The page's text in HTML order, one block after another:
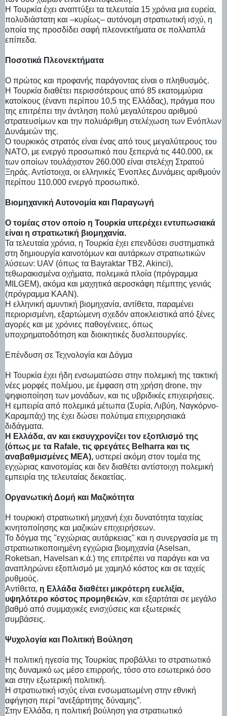
Η Τουρκία έχει αναπτύξει τα τελευταία 15 χρόνια μια ευρεία,
πολυδιάστατη και –κυρίως– αυτόνομη στρατιωτική ισχύ, η
οποία της προσδίδει σαφή πλεονεκτήματα σε πολλαπλά
επίπεδα.
Ποσοτικά Πλεονεκτήματα
Ο πρώτος και προφανής παράγοντας είναι ο πληθυσμός.
Η Τουρκία διαθέτει περισσότερους από 85 εκατομμύρια
κατοίκους (έναντι περίπου 10,5 της Ελλάδας), πράγμα που
της επιτρέπει την άντληση πολύ μεγαλύτερου αριθμού
στρατευσίμων και την πολυάριθμη στελέχωση των Ενόπλων
Δυνάμεών της.
Ο τουρκικός στρατός είναι ένας από τους μεγαλύτερους του
ΝΑΤΟ, με ενεργό προσωπικό που ξεπερνά τις 440.000, εκ
των οποίων τουλάχιστον 260.000 είναι στελέχη Στρατού
Ξηράς. Αντίστοιχα, οι ελληνικές Ένοπλες Δυνάμεις αριθμούν
περίπου 110.000 ενεργό προσωπικό.
Βιομηχανική Αυτονομία και Παραγωγή
Ο τομέας στον οποίο η Τουρκία υπερέχει εντυπωσιακά
είναι η στρατιωτική βιομηχανία.
Τα τελευταία χρόνια, η Τουρκία έχει επενδύσει συστηματικά
στη δημιουργία καινοτόμων και αυτάρκων στρατιωτικών
λύσεων: UAV (όπως τα Bayraktar TB2, Akinci),
τεθωρακισμένα οχήματα, πολεμικά πλοία (πρόγραμμα
MILGEM), ακόμα και μαχητικά αεροσκάφη πέμπτης γενιάς
(πρόγραμμα KAAN).
Η ελληνική αμυντική βιομηχανία, αντίθετα, παραμένει
περιορισμένη, εξαρτώμενη σχεδόν αποκλειστικά από ξένες
αγορές και με χρόνιες παθογένειες, όπως
υποχρηματοδότηση και διοικητικές δυσλειτουργίες.
Επένδυση σε Τεχνολογία και Δόγμα
Η Τουρκία έχει ήδη ενσωματώσει στην πολεμική της τακτική
νέες μορφές πολέμου, με έμφαση στη χρήση drone, την
ψηφιοποίηση των μονάδων, και τις υβριδικές επιχειρήσεις.
Η εμπειρία από πολεμικά μέτωπα (Συρία, Λιβύη, Ναγκόρνο-
Καραμπάχ) της έχει δώσει πολύτιμα επιχειρησιακά
διδάγματα.
Η Ελλάδα, αν και εκσυγχρονίζει τον εξοπλισμό της
(όπως με τα Rafale, τις φρεγάτες Belharra και τις
αναβαθμισμένες ΜΕΑ), υστερεί ακόμη στον τομέα της
εγχώριας καινοτομίας και δεν διαθέτει αντίστοιχη πολεμική
εμπειρία της τελευταίας δεκαετίας.
Οργανωτική Δομή και Μαζικότητα
Η τουρκική στρατιωτική μηχανή έχει δυνατότητα ταχείας
κινητοποίησης και μαζικών επιχειρήσεων.
Το δόγμα της "εγχώριας αυτάρκειας" και η συνεργασία με τη
στρατιωτικοποιημένη εγχώρια βιομηχανία (Aselsan,
Roketsan, Havelsan κ.ά.) της επιτρέπει να παράγει και να
αναπληρώνει εξοπλισμό με χαμηλό κόστος και σε ταχείς
ρυθμούς.
Αντίθετα, η Ελλάδα διαθέτει μικρότερη ευελιξία,
υψηλότερο κόστος προμηθειών, και εξαρτάται σε μεγάλο
βαθμό από συμμαχικές ενισχύσεις και εξωτερικές
συμβάσεις.
Ψυχολογία και Πολιτική Βούληση
Η πολιτική ηγεσία της Τουρκίας προβάλλει το στρατιωτικό
της δυναμικό ως μέσο επιρροής, τόσο στο εσωτερικό όσο
και στην εξωτερική πολιτική.
Η στρατιωτική ισχύς είναι ενσωματωμένη στην εθνική
αφήγηση περί “ανεξάρτητης δύναμης”.
Στην Ελλάδα, η πολιτική βούληση για στρατιωτικό